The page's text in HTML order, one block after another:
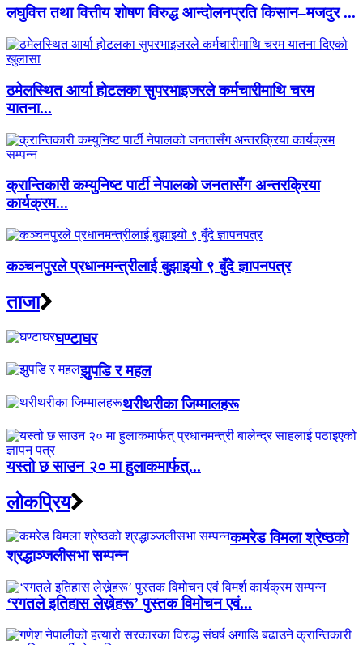
लघुवित्त तथा वित्तीय शोषण विरुद्ध आन्दोलनप्रति किसान–मजदुर ...
ठमेलस्थित आर्या होटलका सुपरभाइजरले कर्मचारीमाथि चरम
यातना...
क्रान्तिकारी कम्युनिष्ट पार्टी नेपालको जनतासँग अन्तरक्रिया
कार्यक्रम...
कञ्चनपुरले प्रधानमन्त्रीलाई बुझाइयो ९ बुँदे ज्ञापनपत्र
ताजा
घण्टाघर
झुपडि र महल
थरीथरीका जिम्मालहरू
यस्तो छ साउन २० मा हुलाकमार्फत्...
लाेकप्रिय
कमरेड विमला श्रेष्ठको
श्रद्धाञ्जलीसभा सम्पन्न
‘रगतले इतिहास लेख्नेहरू’ पुस्तक विमोचन एवं...